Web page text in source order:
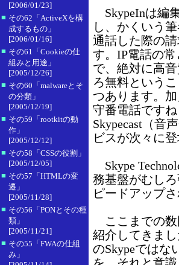
[2006/01/23]
■ その62「ActiveXを構
成するもの」
[2006/01/16]
■ その61「Cookieの仕
組みと用途」
[2005/12/26]
■ その60「malwareとそ
の分類」
[2005/12/19]
■ その59「rootkitの動
作」
[2005/12/12]
■ その58「CSSの役割」
[2005/12/05]
■ その57「HTMLの変
遷」
[2005/11/28]
■ その56「PONとその種
類」
[2005/11/21]
■ その55「FWAの仕組
み」
SkypeInは編
し、かくいう
通話した際の
す。IP電話の
で、絶対に高
ろ無料という
つあります。
守番電話です
Skypecast（音
ビスが次々に
Skype
務基盤がむし
ピードアップ
ここまでの数
紹介してきま
のSkypeではな